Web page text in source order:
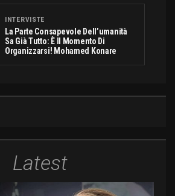
INTERVISTE
La Parte Consapevole Dell’umanità
Sa Già Tutto: È Il Momento Di
Organizzarsi! Mohamed Konare
Latest